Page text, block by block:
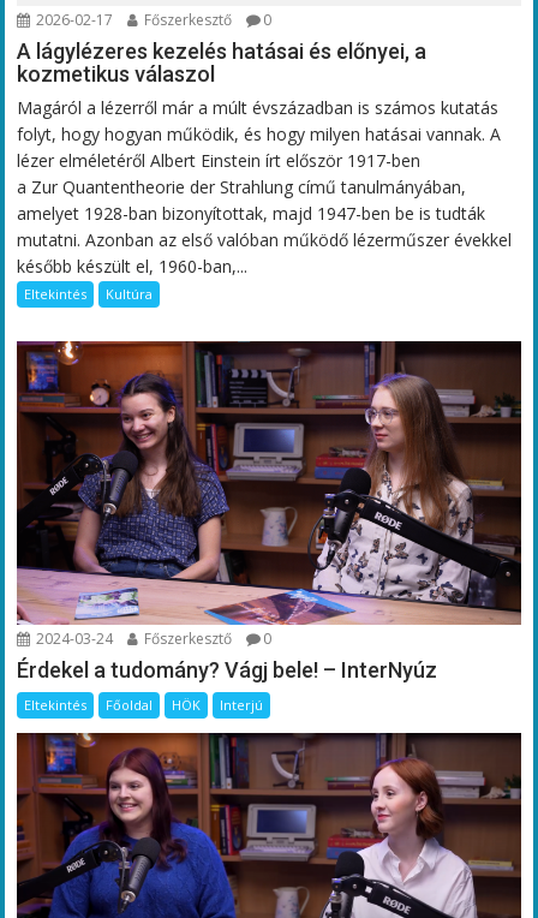
2026-02-17 Főszerkesztő 0
A lágylézeres kezelés hatásai és előnyei, a
kozmetikus válaszol
Magáról a lézerről már a múlt évszázadban is számos kutatás
folyt, hogy hogyan működik, és hogy milyen hatásai vannak. A
lézer elméletéről Albert Einstein írt először 1917-ben
a Zur Quantentheorie der Strahlung című tanulmányában,
amelyet 1928-ban bizonyítottak, majd 1947-ben be is tudták
mutatni. Azonban az első valóban működő lézerműszer évekkel
később készült el, 1960-ban,...
Eltekintés Kultúra
2024-03-24 Főszerkesztő 0
Érdekel a tudomány? Vágj bele! – InterNyúz
Eltekintés Főoldal HÖK Interjú